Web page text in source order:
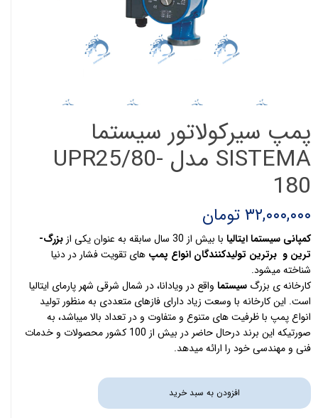
پمپ سیرکولاتور سیستما
SISTEMA مدل UPR25/80-
180
۳۲,۰۰۰,۰۰۰ تومان
کمپانی سیستما ایتالیا با بیش از 30 سال سابقه به عنوان یکی از
بزرگ­
ترین و برترین تولیدکنندگان انواع پمپ ­ های تقویت فشار در دنیا
شناخته می­شود.
کارخانه ی بزرگ سیستما واقع در ویادانا، در شمال شرقی شهر پارمای ایتالیا
است. این کارخانه­ با وسعت زیاد دارای فازهای متعددی به منظور تولید
انواع پمپ با ظرفیت­ های متنوع و متفاوت و در تعداد بالا می­باشد، به
صورتی­که این برند درحال حاضر در بیش از 100 کشور محصولات و خدمات
فنی و مهندسی خود را ارائه می­دهد.
افزودن به سبد خرید